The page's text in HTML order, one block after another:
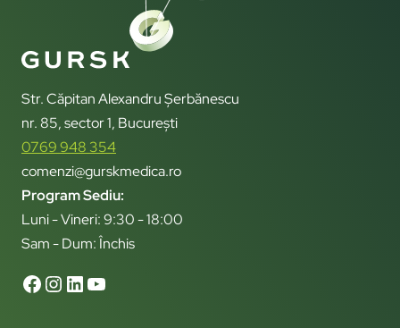
Str. Căpitan Alexandru Șerbănescu
nr. 85, sector 1, București
0769 948 354
comenzi@gurskmedica.ro
Program Sediu:
Luni - Vineri: 9:30 - 18:00
Sam - Dum: Închis